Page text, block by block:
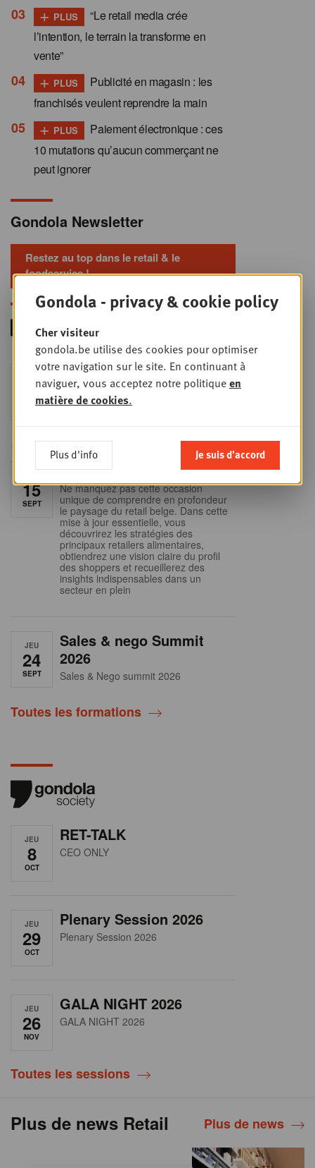
+ PLUS
“Le retail media crée
l’intention, le terrain la transforme en
vente”
+ PLUS
Publicité en magasin : les
franchisés veulent reprendre la main
+ PLUS
Paiement électronique : ces
10 mutations qu’aucun commerçant ne
peut ignorer
Gondola Newsletter
Restez au top dans le retail & le
foodservice !
9
SEPT
Foodservice - Joint
business planning
Intro to Negotiation: Succes aan de
15
SEPT
Into Retail - Sold out
Ne manquez pas cette occasion
unique de comprendre en profondeur
le paysage du retail belge. Dans cette
mise à jour essentielle, vous
découvrirez les stratégies des
principaux retailers alimentaires,
obtiendrez une vision claire du profil
des shoppers et recueillerez des
insights indispensables dans un
secteur en plein
JEU
24
SEPT
Sales & nego Summit
2026
Sales & Nego summit 2026
Toutes les formations
JEU
8
OCT
RET-TALK
CEO ONLY
JEU
29
OCT
Plenary Session 2026
Plenary Session 2026
JEU
26
NOV
GALA NIGHT 2026
GALA NIGHT 2026
Toutes les sessions
Plus de news Retail Plus de news
Gondola - privacy & cookie policy
Cher visiteur
gondola.be utilise des cookies pour optimiser
votre navigation sur le site. En continuant à
naviguer, vous acceptez notre politiqueen
matière de cookies.
Plus d'info Je suis d'accord